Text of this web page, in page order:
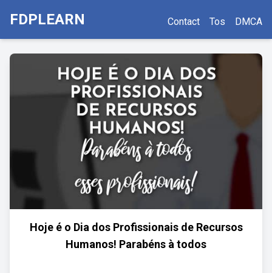
FDPLEARN Contact Tos DMCA
Hoje é o Dia dos Profissionais de Recursos
Humanos! Parabéns à todos